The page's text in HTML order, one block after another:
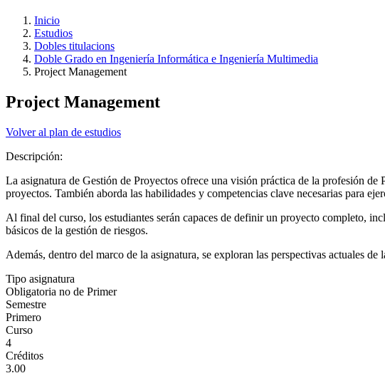
Inicio
Estudios
Dobles titulacions
Doble Grado en Ingeniería Informática e Ingeniería Multimedia
Project Management
Project Management
Volver al plan de estudios
Descripción:
La asignatura de Gestión de Proyectos ofrece una visión práctica de la profesión
proyectos. También aborda las habilidades y competencias clave necesarias para
Al final del curso, los estudiantes serán capaces de definir un proyecto completo,
básicos de la gestión de riesgos.
Además, dentro del marco de la asignatura, se exploran las perspectivas actuales
Tipo asignatura
Obligatoria no de Primer
Semestre
Primero
Curso
4
Créditos
3.00